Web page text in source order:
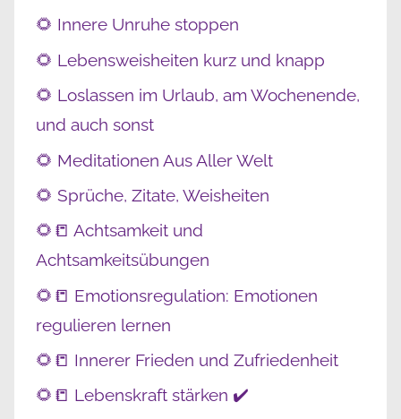
🌻 Innere Unruhe stoppen
🌻 Lebensweisheiten kurz und knapp
🌻 Loslassen im Urlaub, am Wochenende,
und auch sonst
🌻 Meditationen Aus Aller Welt
🌻 Sprüche, Zitate, Weisheiten
🌻📒 Achtsamkeit und
Achtsamkeitsübungen
🌻📒 Emotionsregulation: Emotionen
regulieren lernen
🌻📒 Innerer Frieden und Zufriedenheit
🌻📒 Lebenskraft stärken ✔️